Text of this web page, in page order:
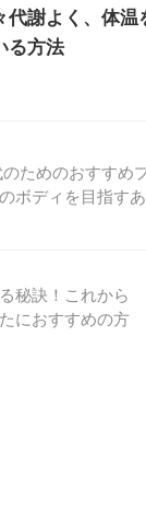
代謝よく、体温
る方法
ためのおすすめ
ボディを目指す
秘訣！これから
におすすめの方